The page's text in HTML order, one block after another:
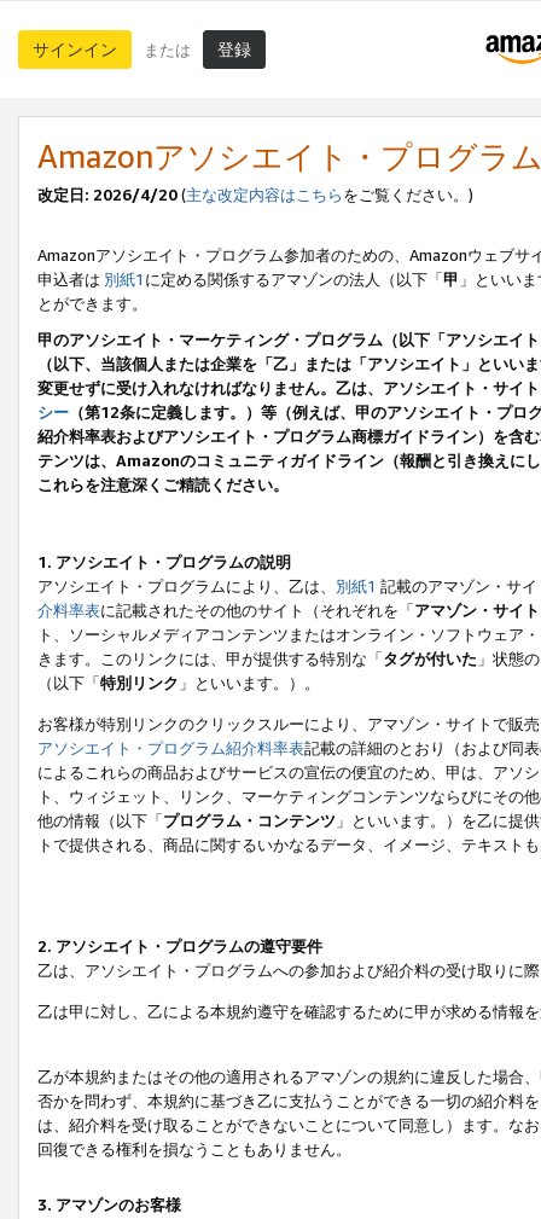
サインイン または 登録
Amazonアソシエイト・プログラ
改定日: 2026/4/20(主な改定内容はこちらをご覧ください。)
Amazonアソシエイト・プログラム参加者のための、Amazonウェブサ
申込者は 別紙1 に定める関係するアマゾンの法人（以下「甲 」といい
とができます。
甲のアソシエイト・マーケティング・プログラム（以下「アソシエイ
（以下、当該個人または企業を「乙」または「アソシエイト」とい
変更せずに受け入れなければなりません。乙は、アソシエイト・サイ
シー （第12条に定義します。）等（例えば、甲のアソシエイト・プ
紹介料率表およびアソシエイト・プログラム商標ガイドライン）を
テンツは、Amazonのコミュニティガイドライン（報酬と引き換えに
これらを注意深くご精読ください。
1. アソシエイト・プログラムの説明
アソシエイト・プログラムにより、乙は、 別紙1 記載のアマゾン・サ
介料率表に記載されたその他のサイト（それぞれを「アマゾン・サイト
ト、ソーシャルメディアコンテンツまたはオンライン・ソフトウェア
きます。このリンクには、甲が提供する特別な「タグが付いた 」状態
（以下「特別リンク 」といいます。）。
お客様が特別リンクのクリックスルーにより、アマゾン・サイトで販
アソシエイト・プログラム紹介料率表記載の詳細のとおり（および同
によるこれらの商品およびサービスの宣伝の便宜のため、甲は、アソ
ト、ウィジェット、リンク、マーケティングコンテンツならびにその
他の情報（以下「プログラム・コンテンツ 」といいます。）を乙に提
トで提供される、商品に関するいかなるデータ、イメージ、テキス
2. アソシエイト・プログラムの遵守要件
乙は、アソシエイト・プログラムへの参加および紹介料の受け取りに
乙は甲に対し、乙による本規約遵守を確認するために甲が求める情報
乙が本規約またはその他の適用されるアマゾンの規約に違反した場合
否かを問わず、本規約に基づき乙に支払うことができる一切の紹介料
は、紹介料を受け取ることができないことについて同意し）ます。な
回復できる権利を損なうこともありません。
3. アマゾンのお客様